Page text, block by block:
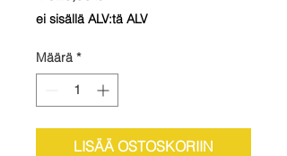
ei sisällä ALV:tä ALV
Määrä *
LISÄÄ OSTOSKORIIN